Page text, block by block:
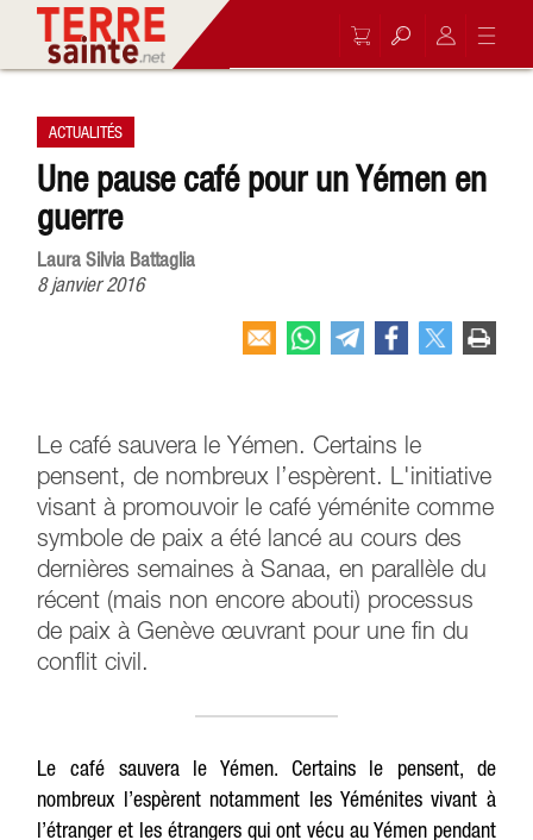
ACTUALITÉS
Une pause café pour un Yémen en
guerre
Laura Silvia Battaglia
8 janvier 2016
Le café sauvera le Yémen. Certains le
pensent, de nombreux l’espèrent. L'initiative
visant à promouvoir le café yéménite comme
symbole de paix a été lancé au cours des
dernières semaines à Sanaa, en parallèle du
récent (mais non encore abouti) processus
de paix à Genève œuvrant pour une fin du
conflit civil.
Le café sauvera le Yémen. Certains le pensent, de
nombreux l’espèrent notamment les Yéménites vivant à
l’étranger et les étrangers qui ont vécu au Yémen pendant